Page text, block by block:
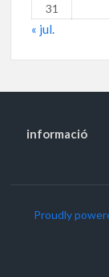
31
« jul.
informació
Proudly